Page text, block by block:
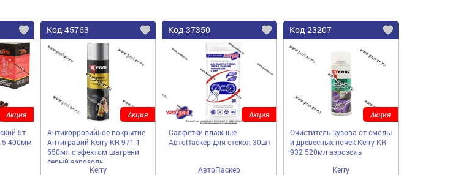
5т
400мм
Акция
Код 45763
Антикоррозийное покрытие
Антигравий Kerry KR-971.1
650мл с эфектом шагрени
серый аэрозоль
Kerry
Акция
Код 37350
Салфетки влажные
АвтоПаскер для стекол 30шт
АвтоПаскер
Акция
Код 23207
Очиститель кузова от смолы
и древесных почек Kerry KR-
932 520мл аэрозоль
Kerry
Акция